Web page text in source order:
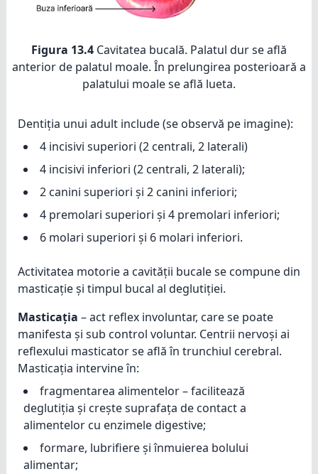
Figura 13.4 Cavitatea bucală. Palatul dur se află
anterior de palatul moale. În prelungirea posterioară a
palatului moale se află lueta.
Dentiția unui adult include (se observă pe imagine):
4 incisivi superiori (2 centrali, 2 laterali)
4 incisivi inferiori (2 centrali, 2 laterali);
2 canini superiori și 2 canini inferiori;
4 premolari superiori și 4 premolari inferiori;
6 molari superiori și 6 molari inferiori.
Activitatea motorie a cavității bucale se compune din
masticație și timpul bucal al deglutiției.
Masticația – act reflex involuntar, care se poate
manifesta și sub control voluntar. Centrii nervoși ai
reflexului masticator se află în trunchiul cerebral.
Masticația intervine în:
fragmentarea alimentelor – facilitează
deglutiția și crește suprafața de contact a
alimentelor cu enzimele digestive;
formare, lubrifiere și înmuierea bolului
alimentar;